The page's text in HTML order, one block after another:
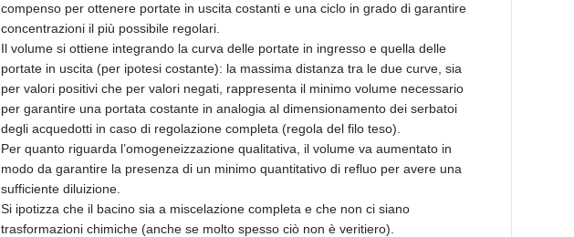
compenso per ottenere portate in uscita costanti e una ciclo in grado di garantire
concentrazioni il più possibile regolari.
Il volume si ottiene integrando la curva delle portate in ingresso e quella delle
portate in uscita (per ipotesi costante): la massima distanza tra le due curve, sia
per valori positivi che per valori negati, rappresenta il minimo volume necessario
per garantire una portata costante in analogia al dimensionamento dei serbatoi
degli acquedotti in caso di regolazione completa (regola del filo teso).
Per quanto riguarda l’omogeneizzazione qualitativa, il volume va aumentato in
modo da garantire la presenza di un minimo quantitativo di refluo per avere una
sufficiente diluizione.
Si ipotizza che il bacino sia a miscelazione completa e che non ci siano
trasformazioni chimiche (anche se molto spesso ciò non è veritiero).